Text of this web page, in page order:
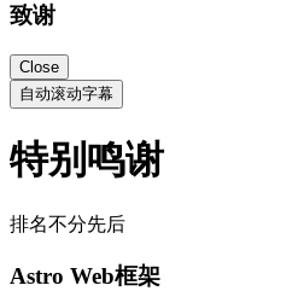
致谢
Close
自动滚动字幕
特别鸣谢
排名不分先后
Astro Web框架